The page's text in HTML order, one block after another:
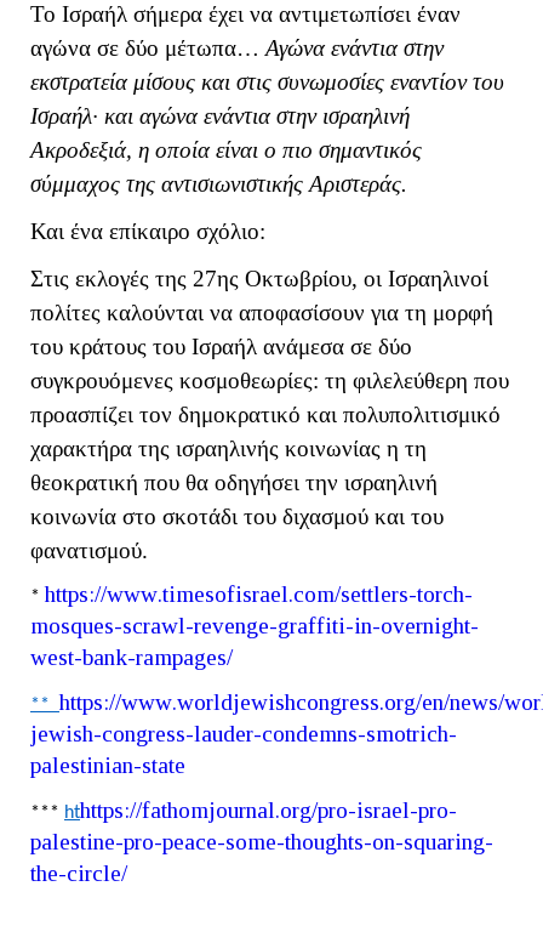
Το Ισραήλ σήμερα έχει να αντιμετωπίσει έναν
αγώνα σε δύο μέτωπα…Αγώνα ενάντια στην
εκστρατεία μίσους και στις συνωμοσίες εναντίον του
Ισραήλ· και αγώνα ενάντια στην ισραηλινή
Ακροδεξιά, η οποία είναι ο πιο σημαντικός
σύμμαχος της αντισιωνιστικής Αριστεράς.
Και ένα επίκαιρο σχόλιο:
Στις εκλογές της 27ης Οκτωβρίου, οι Ισραηλινοί
πολίτες καλούνται να αποφασίσουν για τη μορφή
του κράτους του Ισραήλ ανάμεσα σε δύο
συγκρουόμενες κοσμοθεωρίες: τη φιλελεύθερη που
προασπίζει τον δημοκρατικό και πολυπολιτισμικό
χαρακτήρα της ισραηλινής κοινωνίας η τη
θεοκρατική που θα οδηγήσει την ισραηλινή
κοινωνία στο σκοτάδι του διχασμού και του
φανατισμού.
* https://www.timesofisrael.com/settlers-torch-
mosques-scrawl-revenge-graffiti-in-overnight-
west-bank-rampages/
** https://www.worldjewishcongress.org/en/news/
jewish-congress-lauder-condemns-smotrich-
palestinian-state
*** hthttps://fathomjournal.org/pro-israel-pro-
palestine-pro-peace-some-thoughts-on-squaring-
the-circle/